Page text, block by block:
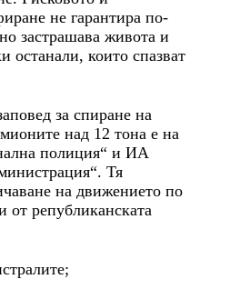
не гарантира по-
застрашава живота и
останали, които спазват
за спиране на
над 12 тона е на
полиция“ и ИА
Тя
на движението по
от републиканската